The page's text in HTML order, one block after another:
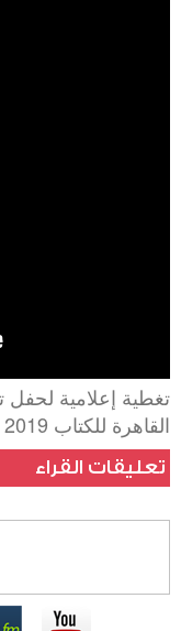
تغطية إعلامية
القاهرة للكتاب 2019
تعليقات القراء